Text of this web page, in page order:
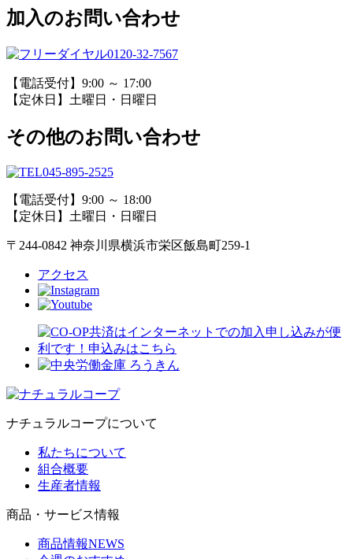
加入のお問い合わせ
0120-32-7567
【電話受付】9:00 ～ 17:00
【定休日】土曜日・日曜日
その他のお問い合わせ
045-895-2525
【電話受付】9:00 ～ 18:00
【定休日】土曜日・日曜日
〒244-0842 神奈川県横浜市栄区飯島町259-1
アクセス
ナチュラルコープについて
私たちについて
組合概要
生産者情報
商品・サービス情報
商品情報NEWS